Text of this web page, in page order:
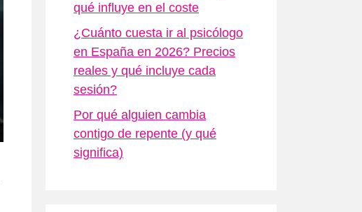
qué influye en el coste
¿Cuánto cuesta ir al psicólogo
en España en 2026? Precios
reales y qué incluye cada
sesión?
Por qué alguien cambia
contigo de repente (y qué
significa)